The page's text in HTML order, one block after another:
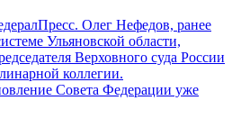
Олег Нефедов, ранее
Ульяновской области,
Верховного суда России
коллегии.
Совета Федерации уже